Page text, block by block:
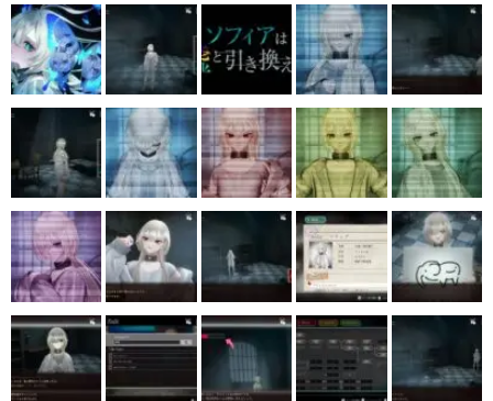
女性向け
アプリレビュー
その他
電ファミニコゲーマーとは？
運営：株式会社マレ